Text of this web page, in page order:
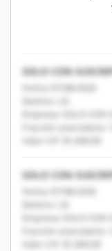
SOLO CON
Fecha: 07/08/2026
Destino: US
Empresa: SOLO CON
Fracción arancelaria:
Valor CIF: $1,000.00
SOLO CON
Fecha: 07/08/2026
Destino: US
Empresa: SOLO CON
Fracción arancelaria:
Valor CIF: $1,000.00